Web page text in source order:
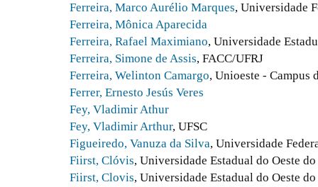
Ferreira, Marco Aurélio Marques, Universidade
Ferreira, Mônica Aparecida
Ferreira, Rafael Maximiano, Universidade
Ferreira, Simone de Assis, FACC/UFRJ
Ferreira, Welinton Camargo, Unioeste - Campus
Ferrer, Ernesto Jesús Veres
Fey, Vladimir Athur
Fey, Vladimir Arthur, UFSC
Figueiredo, Vanuza da Silva, Universidade
Fiirst, Clóvis, Universidade Estadual do Oeste
Fiirst, Clovis, Universidade Estadual do Oeste do